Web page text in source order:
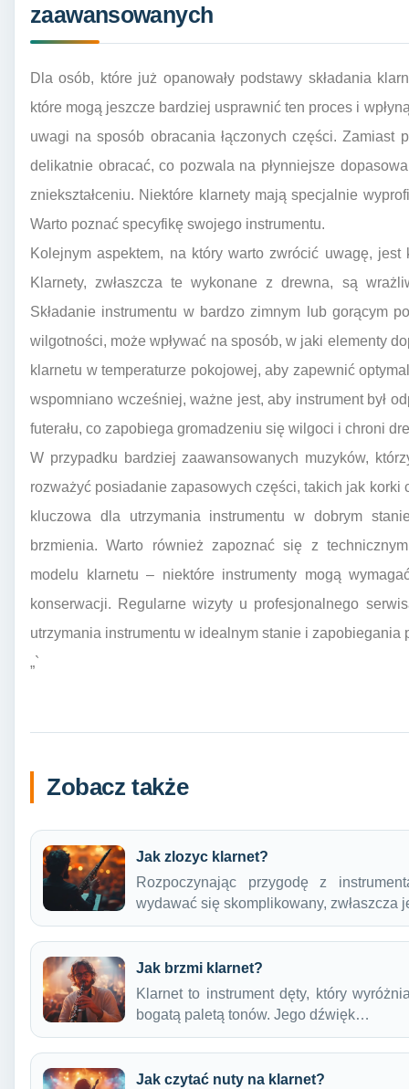
zaawansowanych
Dla osób, które już opanowały podstawy składania
które mogą jeszcze bardziej usprawnić ten proces i
uwagi na sposób obracania łączonych części. Zamiast
delikatnie obracać, co pozwala na płynniejsze
zniekształceniu. Niektóre klarnety mają specjalnie
Warto poznać specyfikę swojego instrumentu.
Kolejnym aspektem, na który warto zwrócić uwagę,
Klarnety, zwłaszcza te wykonane z drewna, są
Składanie instrumentu w bardzo zimnym lub gorącym
wilgotności, może wpływać na sposób, w jaki elementy
klarnetu w temperaturze pokojowej, aby zapewnić
wspomniano wcześniej, ważne jest, aby instrument był
futerału, co zapobiega gromadzeniu się wilgoci i chroni
W przypadku bardziej zaawansowanych muzyków,
rozważyć posiadanie zapasowych części, takich jak korki
kluczowa dla utrzymania instrumentu w dobrym
brzmienia. Warto również zapoznać się z
modelu klarnetu – niektóre instrumenty mogą
konserwacji. Regularne wizyty u profesjonalnego
utrzymania instrumentu w idealnym stanie i
„`
Zobacz także
Jak zlozyc klarnet?
Rozpoczynając przygodę z
wydawać się skomplikowany, zwłaszcza
Jak brzmi klarnet?
Klarnet to instrument dęty, który
bogatą paletą tonów. Jego dźwięk…
Jak czytać nuty na klarnet?